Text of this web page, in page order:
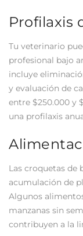
Profilaxis
Tu veterinario
profesional bajo
incluye
y evaluación de
entre $250.000 y
una profilaxis
Las croquetas de
acumulación de
Algunos
manzanas sin
contribuyen a la